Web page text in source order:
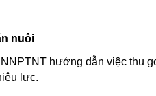
nuôi
hướng dẫn việc thu
lực.